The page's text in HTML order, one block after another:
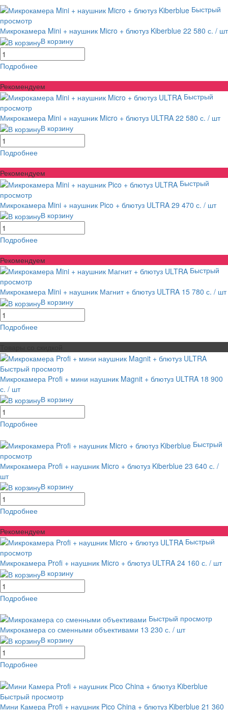
Быстрый
просмотр
Микрокамера Mini + наушник Micro + блютуз Kiberblue 22 580 с. / шт
В корзину
Подробнее
Рекомендуем
Быстрый
просмотр
Микрокамера Mini + наушник Micro + блютуз ULTRA 22 580 с. / шт
В корзину
Подробнее
Рекомендуем
Быстрый
просмотр
Микрокамера Mini + наушник Pico + блютуз ULTRA 29 470 с. / шт
В корзину
Подробнее
Рекомендуем
Быстрый
просмотр
Микрокамера Mini + наушник Магнит + блютуз ULTRA 15 780 с. / шт
В корзину
Подробнее
Быстрый просмотр
Микрокамера Profi + мини наушник Magnit + блютуз ULTRA 18 900
с. / шт
В корзину
Подробнее
Быстрый
просмотр
Микрокамера Profi + наушник Micro + блютуз Kiberblue 23 640 с. /
шт
В корзину
Подробнее
Рекомендуем
Быстрый
просмотр
Микрокамера Profi + наушник Micro + блютуз ULTRA 24 160 с. / шт
В корзину
Подробнее
Быстрый просмотр
Микрокамера со сменными объективами 13 230 с. / шт
В корзину
Подробнее
Быстрый просмотр
Мини Камера Profi + наушник Pico China + блютуз Kiberblue 21 360